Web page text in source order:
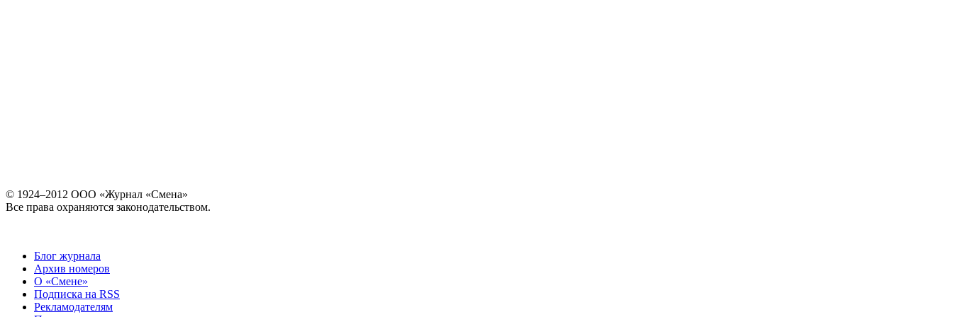
© 1924–2012 ООО «Журнал «Смена»
Все права охраняются законодательством.
Блог журнала
Архив номеров
О «Смене»
Подписка на RSS
Рекламодателям